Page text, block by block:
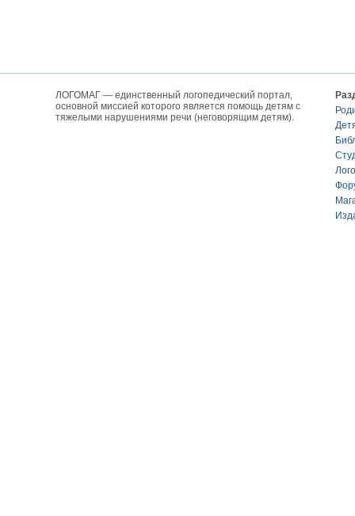
ЛОГОМАГ — единственный логопедический портал,
основной миссией которого является помощь детям с
тяжелыми нарушениями речи (неговорящим детям).